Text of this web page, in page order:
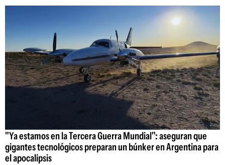
"Ya estamos en la Tercera Guerra Mundial": aseguran que
gigantes tecnológicos preparan un búnker en Argentina para
el apocalipsis